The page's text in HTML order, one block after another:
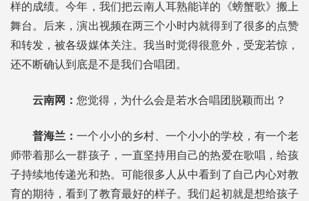
样的成绩。今年，我们把云南人耳熟能详的《螃蟹歌》搬上
舞台。后来，演出视频在两三个小时内就得到了很多的点赞
和转发，被各级媒体关注。我当时觉得很意外，受宠若惊，
还不断确认到底是不是我们合唱团。
云南网： 您觉得，为什么会是若水合唱团脱颖而出？
普海兰：一个小小的乡村、一个小小的学校，有一个老
师带着那么一群孩子，一直坚持用自己的热爱在歌唱，给孩
子持续地传递光和热。可能很多人从中看到了自己内心对教
育的期待，看到了教育最好的样子。我们起初就是想给孩子